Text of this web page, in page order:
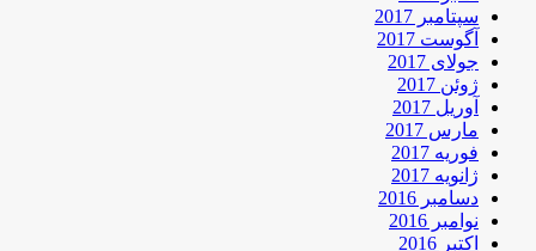
سپتامبر 2017
آگوست 2017
جولای 2017
ژوئن 2017
آوریل 2017
مارس 2017
فوریه 2017
ژانویه 2017
دسامبر 2016
نوامبر 2016
اکتبر 2016